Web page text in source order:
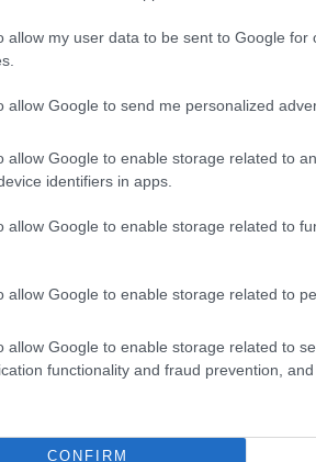
allow my user data to be sent to Google for
allow Google to send me personalized
allow Google to enable storage related to
identifiers in apps.
allow Google to enable storage related to
allow Google to enable storage related to
allow Google to enable storage related to
functionality and fraud prevention,
CONFIRM